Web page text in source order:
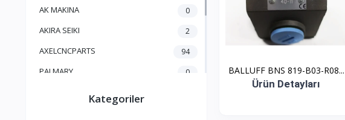
AK MAKINA 0
AKIRA SEIKI 2
AXELCNCPARTS 94
PALMARY 0
Kategoriler
BALLUFF BNS 819-B03-R08...
Ürün Detayları